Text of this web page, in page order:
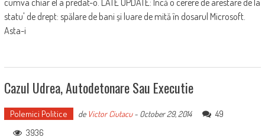
cumva chiar el a predat-o. LATE UPDATE: Încă o cerere de arestare de la
statu' de drept: spălare de bani și luare de mită în dosarul Microsoft.
Asta-i
Cazul Udrea, Autodetonare Sau Executie
Polemici Politice de Victor Ciutacu- October 29, 2014
49
3936